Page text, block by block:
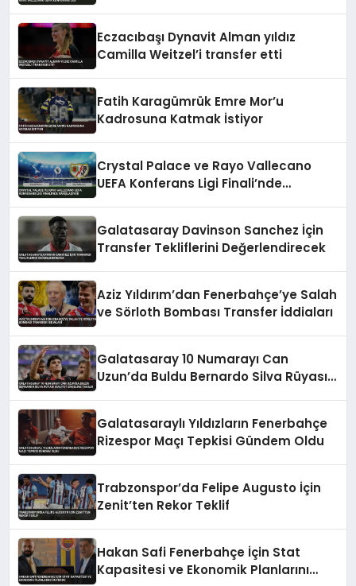
Eczacıbaşı Dynavit Alman yıldız
Camilla Weitzel’i transfer etti
Fatih Karagümrük Emre Mor’u
Kadrosuna Katmak İstiyor
Crystal Palace ve Rayo Vallecano
UEFA Konferans Ligi Finali’nde
Galatasaray Davinson Sanchez İçin
Transfer Tekliflerini Değerlendirecek
Aziz Yıldırım’dan Fenerbahçe’ye Salah
ve Sörloth Bombası Transfer İddiaları
Galatasaray 10 Numarayı Can
Uzun’da Buldu Bernardo Silva Rüyası
Galatasaraylı Yıldızların Fenerbahçe
Rizespor Maçı Tepkisi Gündem Oldu
Trabzonspor’da Felipe Augusto İçin
Zenit’ten Rekor Teklif
Hakan Safi Fenerbahçe İçin Stat
Kapasitesi ve Ekonomik Planlarını